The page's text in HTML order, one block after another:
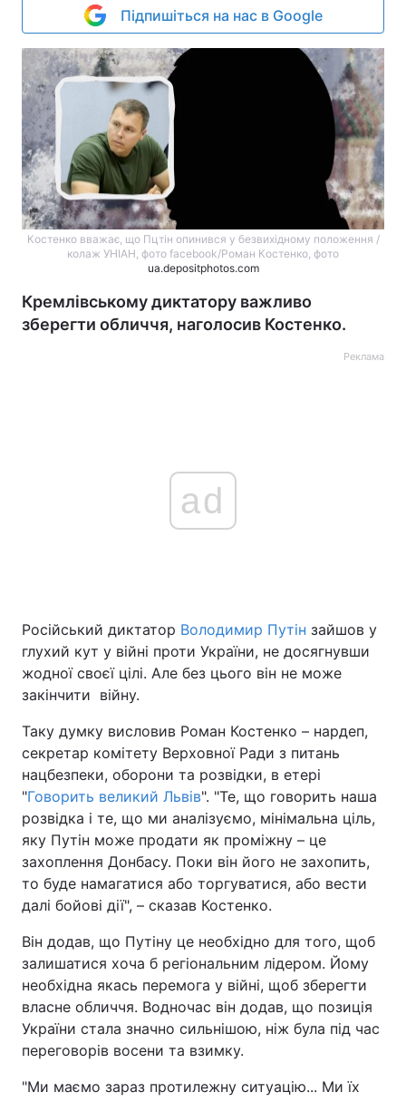
Підпишіться на нас в Google
Костенко вважає, що Пцтін опинився у безвихідному положення /
колаж УНІАН, фото facebook/Роман Костенко, фото
ua.depositphotos.com
Кремлівському диктатору важливо
зберегти обличчя, наголосив Костенко.
Реклама
ad
Російський диктатор Володимир Путін зайшов у
глухий кут у війні проти України, не досягнувши
жодної своєї цілі. Але без цього він не може
закінчити війну.
Таку думку висловив Роман Костенко – нардеп,
секретар комітету Верховної Ради з питань
нацбезпеки, оборони та розвідки, в етері
"Говорить великий Львів". "Те, що говорить наша
розвідка і те, що ми аналізуємо, мінімальна ціль,
яку Путін може продати як проміжну – це
захоплення Донбасу. Поки він його не захопить,
то буде намагатися або торгуватися, або вести
далі бойові дії", – сказав Костенко.
Він додав, що Путіну це необхідно для того, щоб
залишатися хоча б регіональним лідером. Йому
необхідна якась перемога у війні, щоб зберегти
власне обличчя. Водночас він додав, що позиція
України стала значно сильнішою, ніж була під час
переговорів восени та взимку.
"Ми маємо зараз протилежну ситуацію... Ми їх